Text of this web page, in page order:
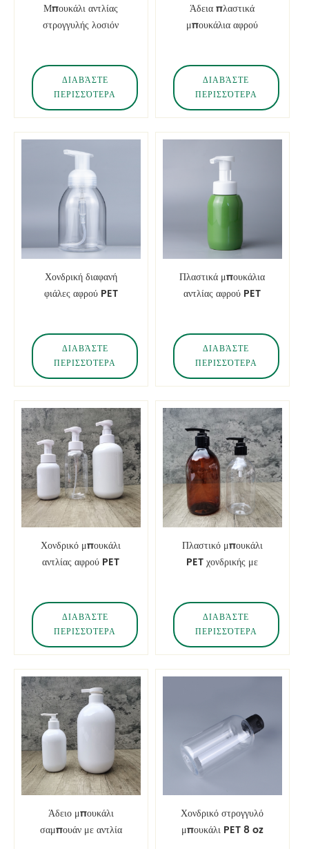
Μπουκάλι αντλίας
στρογγυλής λοσιόν
ΔΙΑΒΆΣΤΕ
ΠΕΡΙΣΣΌΤΕΡΑ
Άδεια πλαστικά
μπουκάλια αφρού
ΔΙΑΒΆΣΤΕ
ΠΕΡΙΣΣΌΤΕΡΑ
Χονδρική διαφανή
φιάλες αφρού PET
ΔΙΑΒΆΣΤΕ
ΠΕΡΙΣΣΌΤΕΡΑ
Πλαστικά μπουκάλια
αντλίας αφρού PET
ΔΙΑΒΆΣΤΕ
ΠΕΡΙΣΣΌΤΕΡΑ
Χονδρικό μπουκάλι
αντλίας αφρού PET
ΔΙΑΒΆΣΤΕ
ΠΕΡΙΣΣΌΤΕΡΑ
Πλαστικό μπουκάλι
PET χονδρικής με
ΔΙΑΒΆΣΤΕ
ΠΕΡΙΣΣΌΤΕΡΑ
Άδειο μπουκάλι
σαμπουάν με αντλία
Χονδρικό στρογγυλό
μπουκάλι PET 8 oz